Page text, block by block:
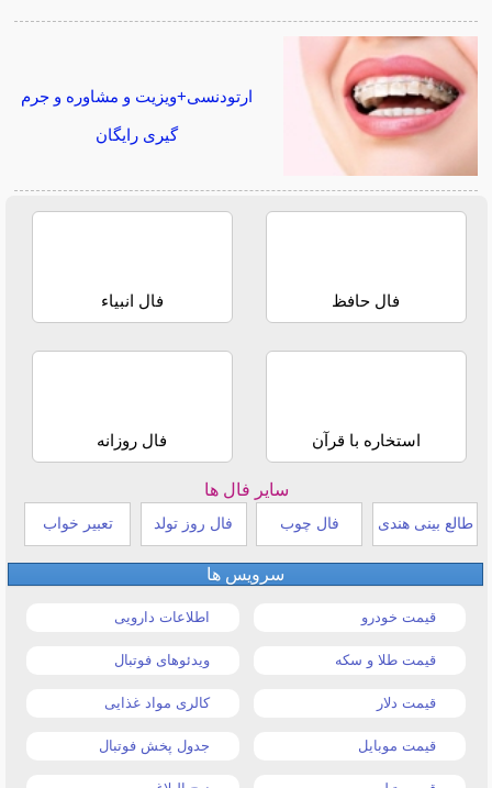
ارتودنسی+ویزیت و مشاوره و جرم
گیری رایگان
فال حافظ فال انبیاء
استخاره با قرآن فال روزانه
سایر فال ها
طالع بینی هندی فال چوب فال روز تولد تعبیر خواب
سرویس ها
قیمت خودرو اطلاعات دارویی
قیمت طلا و سکه ویدئوهای فوتبال
قیمت دلار کالری مواد غذایی
قیمت موبایل جدول پخش فوتبال